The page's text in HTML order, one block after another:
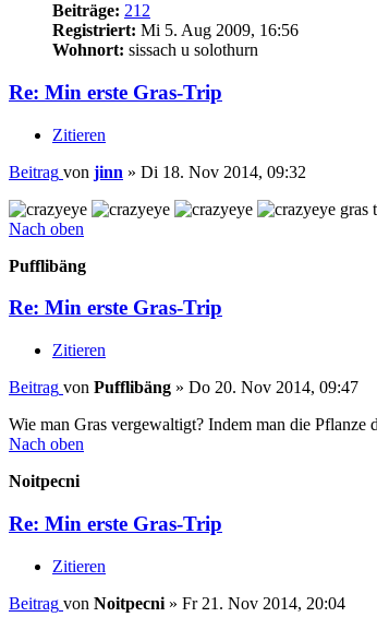
Beiträge: 212
Registriert: Mi 5. Aug 2009, 16:56
Wohnort: sissach u solothurn
Re: Min erste Gras-Trip
Zitieren
Beitrag von jinn » Di 18. Nov 2014, 09:32
gras
Nach oben
Pufflibäng
Re: Min erste Gras-Trip
Zitieren
Beitrag von Pufflibäng » Do 20. Nov 2014, 09:47
Wie man Gras vergewaltigt? Indem man die
Nach oben
Noitpecni
Re: Min erste Gras-Trip
Zitieren
Beitrag von Noitpecni » Fr 21. Nov 2014, 20:04